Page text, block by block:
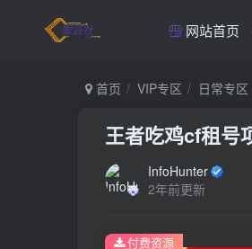
网站首页
首页 VIP专区 日常专区
王者吃鸡cf租号
InfoHunter
2年前更新
付费资源